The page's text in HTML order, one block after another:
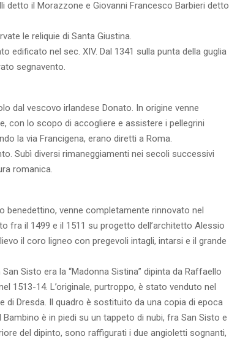
detto il Morazzone e Giovanni Francesco Barbieri detto
le reliquie di Santa Giustina.
edificato nel sec. XIV. Dal 1341 sulla punta della guglia
segnavento.
dal vescovo irlandese Donato. In origine venne
con lo scopo di accogliere e assistere i pellegrini
la via Francigena, erano diretti a Roma.
Subì diversi rimaneggiamenti nei secoli successivi
romanica.
benedettino, venne completamente rinnovato nel
fra il 1499 e il 1511 su progetto dell’architetto Alessio
il coro ligneo con pregevoli intagli, intarsi e il grande
Sisto era la “Madonna Sistina” dipinta da Raffaello
1513-14. L’originale, purtroppo, è stato venduto nel
di Dresda. Il quadro è sostituito da una copia di epoca
è in piedi su un tappeto di nubi, fra San Sisto e
del dipinto, sono raffigurati i due angioletti sognanti,